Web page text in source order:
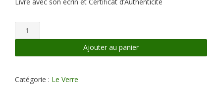
quantité
de
PE
VD
Ajouter au panier
Catégorie : Le Verre